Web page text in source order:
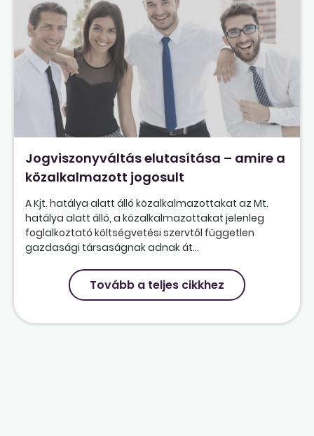
Jogviszonyváltás elutasítása – amire a
közalkalmazott jogosult
A Kjt. hatálya alatt álló közalkalmazottakat az Mt.
hatálya alatt álló, a közalkalmazottakat jelenleg
foglalkoztató költségvetési szervtől független
gazdasági társaságnak adnak át...
Tovább a teljes cikkhez